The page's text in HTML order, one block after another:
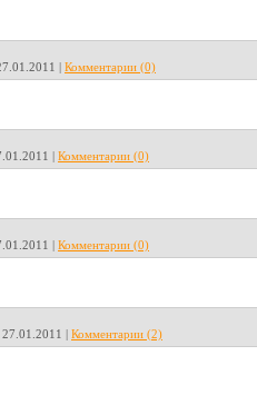
| Комментарии (0)
| Комментарии (0)
| Комментарии (0)
27.01.2011 | Комментарии (2)